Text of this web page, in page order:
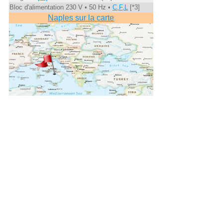
Bloc d'alimentation 230 V • 50 Hz • C,F,L[*3]
Naples sur la carte